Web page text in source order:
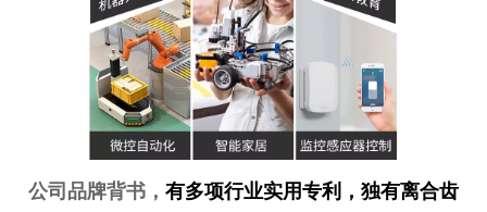
公司品牌背书 ， 有多项行业实用专利，独有离合齿